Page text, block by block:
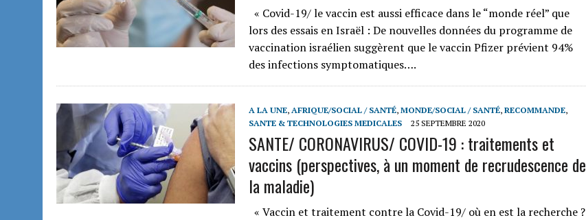
« Covid-19/ le vaccin est aussi efficace dans le “monde réel” que
lors des essais en Israël : De nouvelles données du programme de
vaccination israélien suggèrent que le vaccin Pfizer prévient 94%
des infections symptomatiques….
A LA UNE, AFRIQUE/SOCIAL / SANTÉ, MONDE/SOCIAL / SANTÉ, RECOMMANDE,
SANTE & TECHNOLOGIES MEDICALES
25 SEPTEMBRE 2020
SANTE/ CORONAVIRUS/ COVID-19 : traitements et
vaccins (perspectives, à un moment de recrudescence de
la maladie)
« Vaccin et traitement contre la Covid-19/ où en est la recherche ?